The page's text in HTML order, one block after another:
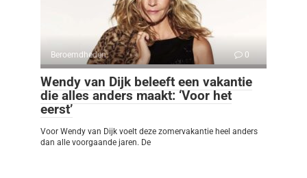
Beroemdheden 0
Wendy van Dijk beleeft een vakantie
die alles anders maakt: ‘Voor het
eerst’
Voor Wendy van Dijk voelt deze zomervakantie heel anders
dan alle voorgaande jaren. De